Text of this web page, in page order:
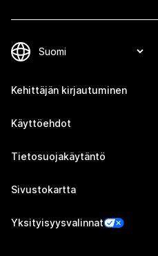
Kehittäjän kirjautuminen
Käyttöehdot
Tietosuojakäytäntö
Sivustokartta
Yksityisyysvalinnat